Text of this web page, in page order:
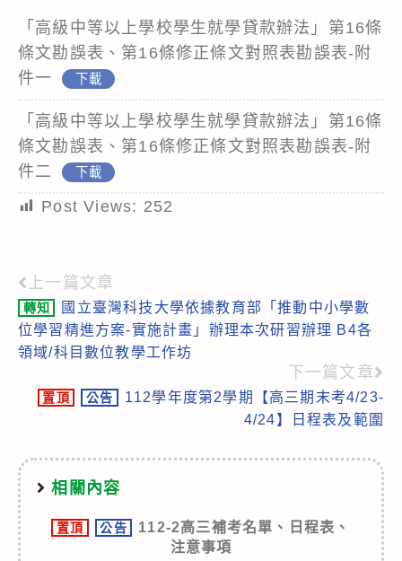
「高級中等以上學校學生就學貸款辦法」第16條
條文勘誤表、第16條修正條文對照表勘誤表-附
件一
下載
「高級中等以上學校學生就學貸款辦法」第16條
條文勘誤表、第16條修正條文對照表勘誤表-附
件二
下載
Post Views: 252
Read
more
articles
上一篇文章
轉知
國立臺灣科技大學依據教育部「推動中小學數
位學習精進方案-實施計畫」辦理本次研習辦理 B4各
領域/科目數位教學工作坊
下一篇文章
置頂 公告
112學年度第2學期【高三期末考4/23-
4/24】日程表及範圍
相關內容
置頂 公告
112-2高三補考名單、日程表、
注意事項